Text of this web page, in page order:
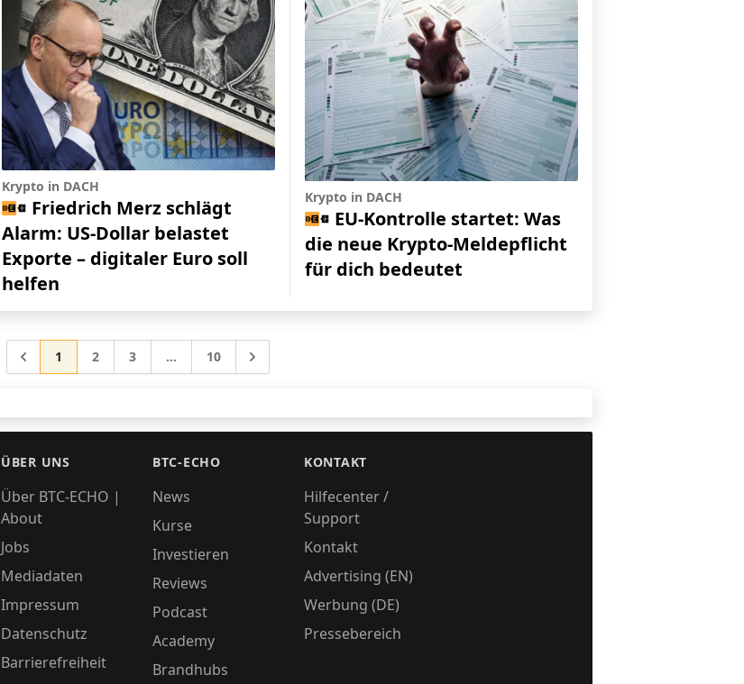
Krypto in DACH
Friedrich Merz schlägt
Alarm: US-Dollar belastet
Exporte – digitaler Euro soll
helfen
Krypto in DACH
EU-Kontrolle startet: Was
die neue Krypto-Meldepflicht
für dich bedeutet
Gehe zur Seite
1 Gehe zur Seite
2 Gehe zur Seite
3 Zwischenseiten weggelassen
… Gehe zur Seite
10 Gehe zu
ÜBER UNS
Über BTC-ECHO |
About
Jobs
Mediadaten
Impressum
Datenschutz
Barrierefreiheit
BTC-ECHO
News
Kurse
Investieren
Reviews
Podcast
Academy
Brandhubs
KONTAKT
Hilfecenter /
Support
Kontakt
Advertising (EN)
Werbung (DE)
Pressebereich